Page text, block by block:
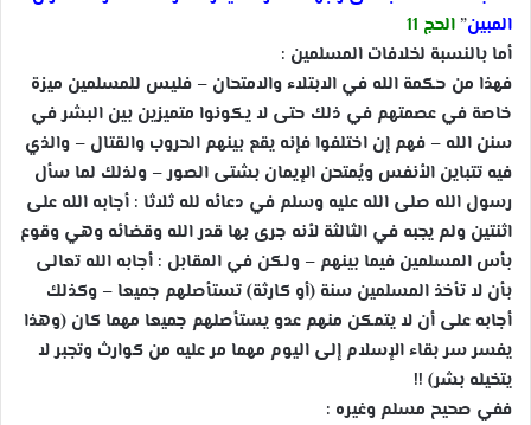
المبين” الحج 11
أما بالنسبة لخلافات المسلمين :
فهذا من حكمة الله في الابتلاء والامتحان – فليس للمسلمين ميزة
خاصة في عصمتهم في ذلك حتى لا يكونوا متميزين بين البشر في
سنن الله – فهم إن اختلفوا فإنه يقع بينهم الحروب والقتال – والذي
فيه تتباين الأنفس ويُمتحن الإيمان بشتى الصور – ولذلك لما سأل
رسول الله صلى الله عليه وسلم في دعائه لله ثلاثا : أجابه الله على
اثنتين ولم يجبه في الثالثة لأنه جرى بها قدر الله وقضائه وهي وقوع
بأس المسلمين فيما بينهم – ولكن في المقابل : أجابه الله تعالى
بأن لا تأخذ المسلمين سنة (أو كارثة) تستأصلهم جميعا – وكذلك
أجابه على أن لا يتمكن منهم عدو يستأصلهم جميعا مهما كان (وهذا
يفسر سر بقاء الإسلام إلى اليوم مهما مر عليه من كوارث وتجبر لا
يتخيله بشر) !!
ففي صحيح مسلم وغيره :